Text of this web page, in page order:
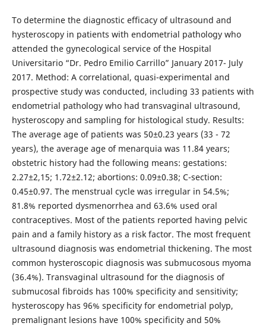
To determine the diagnostic efficacy of ultrasound and
hysteroscopy in patients with endometrial pathology who
attended the gynecological service of the Hospital
Universitario “Dr. Pedro Emilio Carrillo” January 2017- July
2017. Method: A correlational, quasi-experimental and
prospective study was conducted, including 33 patients with
endometrial pathology who had transvaginal ultrasound,
hysteroscopy and sampling for histological study. Results:
The average age of patients was 50±0.23 years (33 - 72
years), the average age of menarquia was 11.84 years;
obstetric history had the following means: gestations:
2.27±2,15; 1.72±2.12; abortions: 0.09±0.38; C-section:
0.45±0.97. The menstrual cycle was irregular in 54.5%;
81.8% reported dysmenorrhea and 63.6% used oral
contraceptives. Most of the patients reported having pelvic
pain and a family history as a risk factor. The most frequent
ultrasound diagnosis was endometrial thickening. The most
common hysteroscopic diagnosis was submucosous myoma
(36.4%). Transvaginal ultrasound for the diagnosis of
submucosal fibroids has 100% specificity and sensitivity;
hysteroscopy has 96% specificity for endometrial polyp,
premalignant lesions have 100% specificity and 50%